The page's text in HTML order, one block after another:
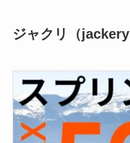
ジャクリ（